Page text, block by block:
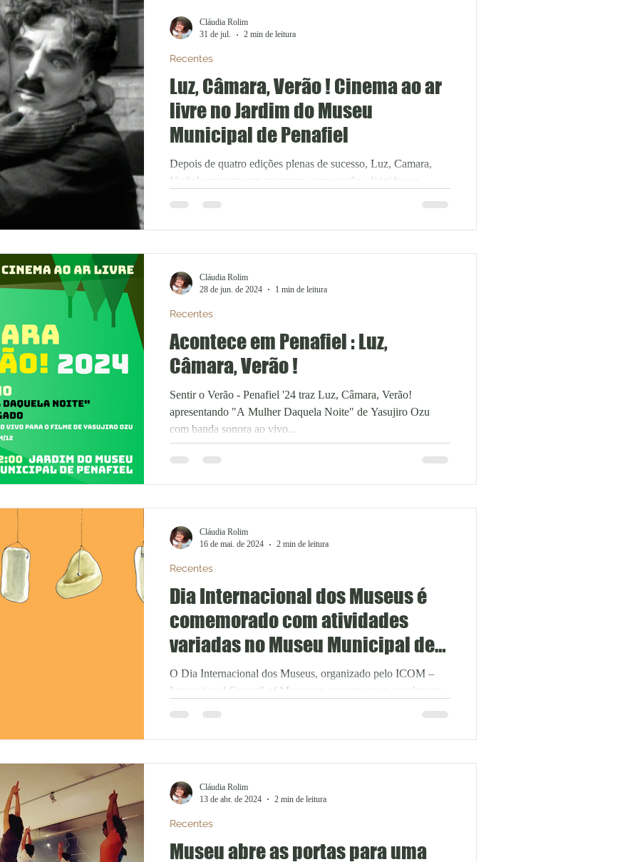
Luz, Câmara, Verão ! Cinema ao ar
livre no Jardim do Museu
Municipal de Penafiel
Depois de quatro edições plenas de sucesso, Luz, Camara,
Verão! apresenta um programa com sessões dirigidas ao
cinema no magnífico jardim do Museu Municipal de Penafiel.
portuguesa e uma das mais memoráveis obras do realizador. O
Recentes
Cláudia Rolim
31 de jul.
2 min de leitura
Acontece em Penafiel : Luz,
Câmara, Verão !
Sentir o Verão - Penafiel '24 traz Luz, Câmara, Verão!
apresentando "A Mulher Daquela Noite" de Yasujiro Ozu
com banda sonora ao vivo...
Recentes
Cláudia Rolim
28 de jun. de 2024
1 min de leitura
Dia Internacional dos Museus é
comemorado com atividades
variadas no Museu Municipal de
Penafiel
O Dia Internacional dos Museus, organizado pelo ICOM –
International Council of Museums, comemora-se anualmente,
Recentes
Cláudia Rolim
16 de mai. de 2024
2 min de leitura
Museu abre as portas para uma
Recentes
Cláudia Rolim
13 de abr. de 2024
2 min de leitura